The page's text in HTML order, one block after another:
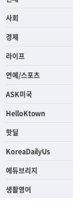
사회
경제
라이프
연예/스포츠
ASK미국
HelloKtown
핫딜
KoreaDailyUs
에듀브리지
생활영어